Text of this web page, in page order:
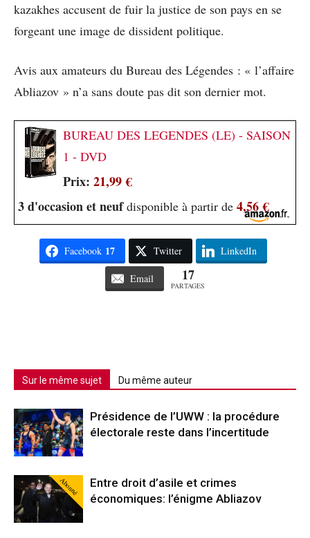
kazakhes accusent de fuir la justice de son pays en se
forgeant une image de dissident politique.
Avis aux amateurs du Bureau des Légendes : « l’affaire
Abliazov » n’a sans doute pas dit son dernier mot.
BUREAU DES LEGENDES (LE) - SAISON
1 - DVD
Prix: 21,99 €
3 d'occasion et neufdisponible à partir de 4,56 €
Facebook 17 Twitter LinkedIn
Email 17
PARTAGES
Sur le même sujet Du même auteur
Présidence de l’UWW : la procédure
électorale reste dans l’incertitude
Abonné
Entre droit d’asile et crimes
économiques: l’énigme Abliazov